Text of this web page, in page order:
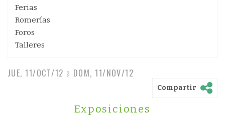
Ferias
Romerías
Foros
Talleres
JUE, 11/OCT/12 a DOM, 11/NOV/12
Compartir
Exposiciones